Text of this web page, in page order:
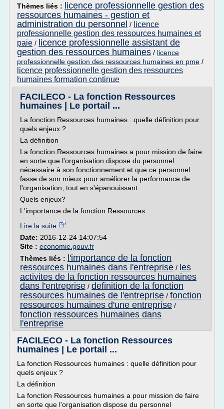
Thèmes liés :
licence professionnelle gestion des
ressources humaines - gestion et
administration du personnel / licence
professionnelle gestion des ressources humaines et
paie / licence professionnelle assistant de
gestion des ressources humaines / licence
professionnelle gestion des ressources humaines en pme /
licence professionnelle gestion des ressources
humaines formation continue
FACILECO - La fonction Ressources
humaines | Le portail ...
La fonction Ressources humaines : quelle définition pour
quels enjeux ?
La définition
La fonction Ressources humaines a pour mission de faire
en sorte que l'organisation dispose du personnel
nécessaire à son fonctionnement et que ce personnel
fasse de son mieux pour améliorer la performance de
l'organisation, tout en s'épanouissant.
Quels enjeux?
L'importance de la fonction Ressources...
Lire la suite
Date: 2016-12-24 14:07:54
Site : economie.gouv.fr
Thèmes liés :
l'importance de la fonction
ressources humaines dans l'entreprise / les
activites de la fonction ressources humaines
dans l'entreprise / definition de la fonction
ressources humaines de l'entreprise / fonction
ressources humaines d'une entreprise /
fonction ressources humaines dans
l'entreprise
FACILECO - La fonction Ressources
humaines | Le portail ...
La fonction Ressources humaines : quelle définition pour
quels enjeux ?
La définition
La fonction Ressources humaines a pour mission de faire
en sorte que l'organisation dispose du personnel